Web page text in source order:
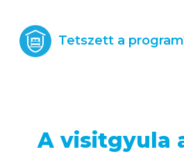
Tetszett a
A visitgyula